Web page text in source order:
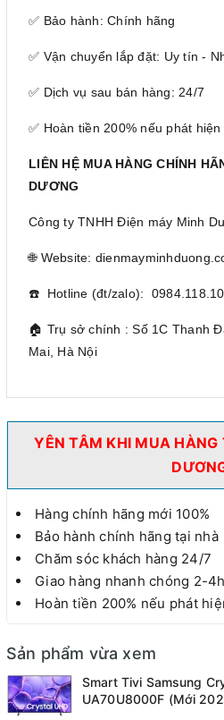
✅ Bảo hành: Chính hãng
✅ Vận chuyển lắp đặt: Uy tín -
✅ Dịch vụ sau bán hàng: 24/7
✅ Hoàn tiền 200% nếu phát
LIÊN HỆ MUA HÀNG CHÍNH
DƯƠNG
Công ty TNHH Điện máy Minh
🌐 Website:
☎️ Hotline (đt/zalo):
🏠 Trụ sở chính : Số 1C Thanh
Mai, Hà Nội
YÊN TÂM KHI MUA
Hàng chính hãng mới 100%
Bảo hành chính hãng tại nhà
Chăm sóc khách hàng 24/7
Giao hàng nhanh chóng 2-4h
Hoàn tiền 200% nếu phát
Sản phẩm vừa xem
Smart Tivi Samsung
UA70U8000F (Mới